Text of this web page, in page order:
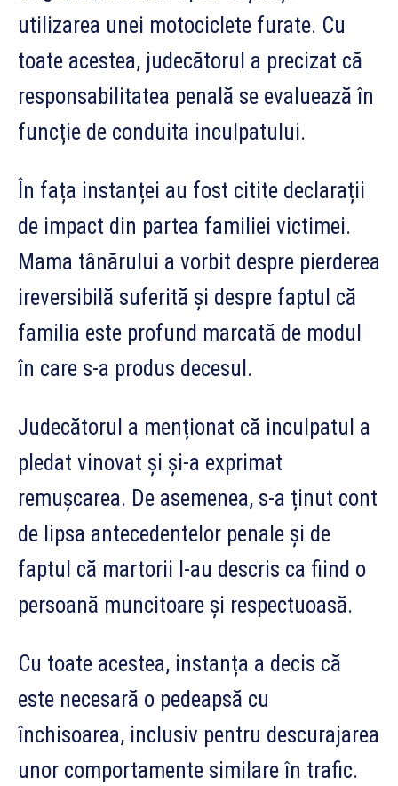
utilizarea unei motociclete furate. Cu
toate acestea, judecătorul a precizat că
responsabilitatea penală se evaluează în
funcție de conduita inculpatului.
În fața instanței au fost citite declarații
de impact din partea familiei victimei.
Mama tânărului a vorbit despre pierderea
ireversibilă suferită și despre faptul că
familia este profund marcată de modul
în care s-a produs decesul.
Judecătorul a menționat că inculpatul a
pledat vinovat și și-a exprimat
remușcarea. De asemenea, s-a ținut cont
de lipsa antecedentelor penale și de
faptul că martorii l-au descris ca fiind o
persoană muncitoare și respectuoasă.
Cu toate acestea, instanța a decis că
este necesară o pedeapsă cu
închisoarea, inclusiv pentru descurajarea
unor comportamente similare în trafic.